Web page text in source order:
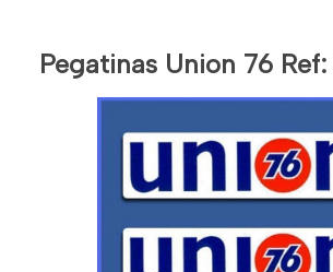
Pegatinas Union 76